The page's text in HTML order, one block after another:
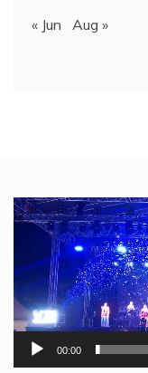
« Jun Aug »
Video
Player
00:00